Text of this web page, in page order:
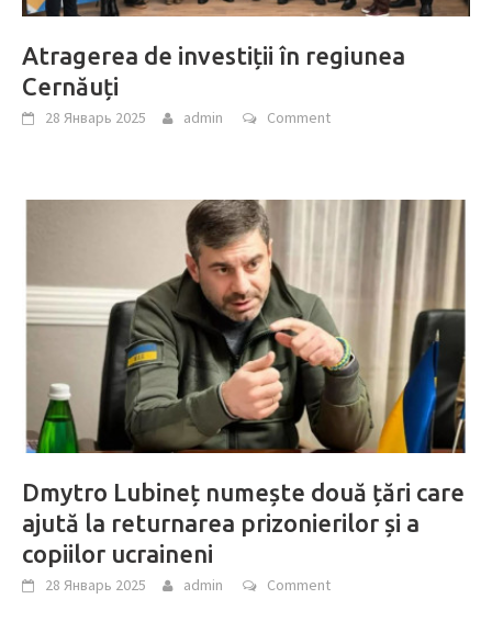
Atragerea de investiții în regiunea
Cernăuți
28 Январь 2025 admin Comment
Dmytro Lubineț numește două țări care
ajută la returnarea prizonierilor și a
copiilor ucraineni
28 Январь 2025 admin Comment